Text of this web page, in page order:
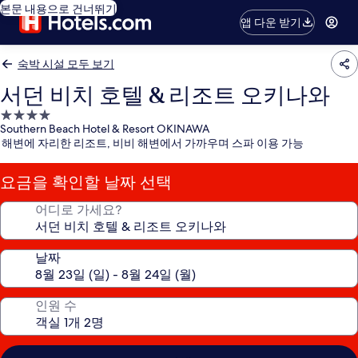
본문 내용으로 건너뛰기
앱 다운 받기
숙박 시설 모두 보기
서던 비치 호텔 & 리조트 오키나와
4.0
성
급
숙
박
시
Southern Beach Hotel & Resort OKINAWA
해변에 자리한 리조트, 비비 해변에서 가까우며 스파 이용 가능
요금을 확인할 날짜 선택
어디로 가세요?
날짜
인원 수